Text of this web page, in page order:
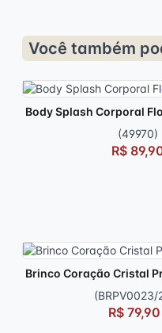
Você também
Body Splash Corporal
(49970)
R$
Brinco Coração Cristal
(BRPV0023/
R$ 79,90